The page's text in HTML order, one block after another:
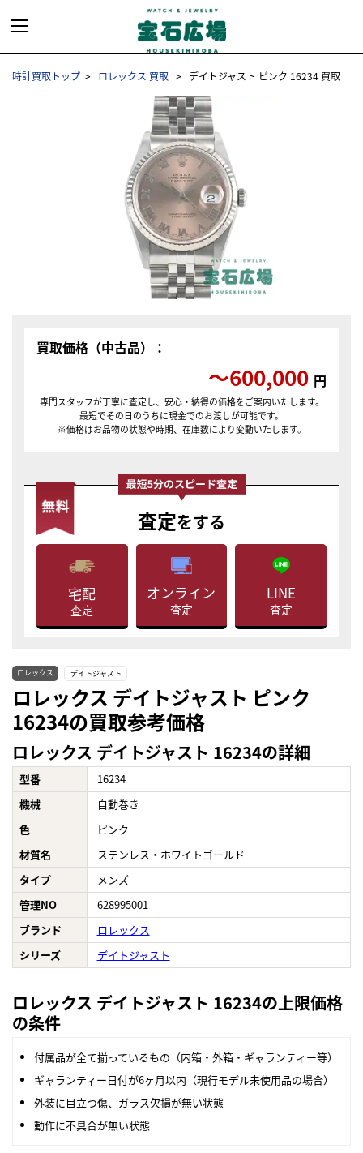
時計買取トップ ロレックス 買取 デイトジャスト ピンク 16234 買取
買取価格（中古品）：
〜600,000 円
専門スタッフが丁寧に査定し、安心・納得の価格をご案内いたします。
最短でその日のうちに現金でのお渡しが可能です。
※価格はお品物の状態や時期、在庫数により変動いたします。
査定をする
宅配
査定
オンライン
査定
LINE
査定
ロレックス デイトジャスト
ロレックス デイトジャスト ピンク
16234の買取参考価格
ロレックス デイトジャスト 16234の詳細
型番
16234
機械
自動巻き
色
ピンク
材質名
ステンレス・ホワイトゴールド
タイプ
メンズ
管理NO
628995001
ブランド
ロレックス
シリーズ
デイトジャスト
ロレックス デイトジャスト 16234の上限価格
の条件
付属品が全て揃っているもの（内箱・外箱・ギャランティー等）
ギャランティー日付が6ヶ月以内（現行モデル未使用品の場合）
外装に目立つ傷、ガラス欠損が無い状態
動作に不具合が無い状態